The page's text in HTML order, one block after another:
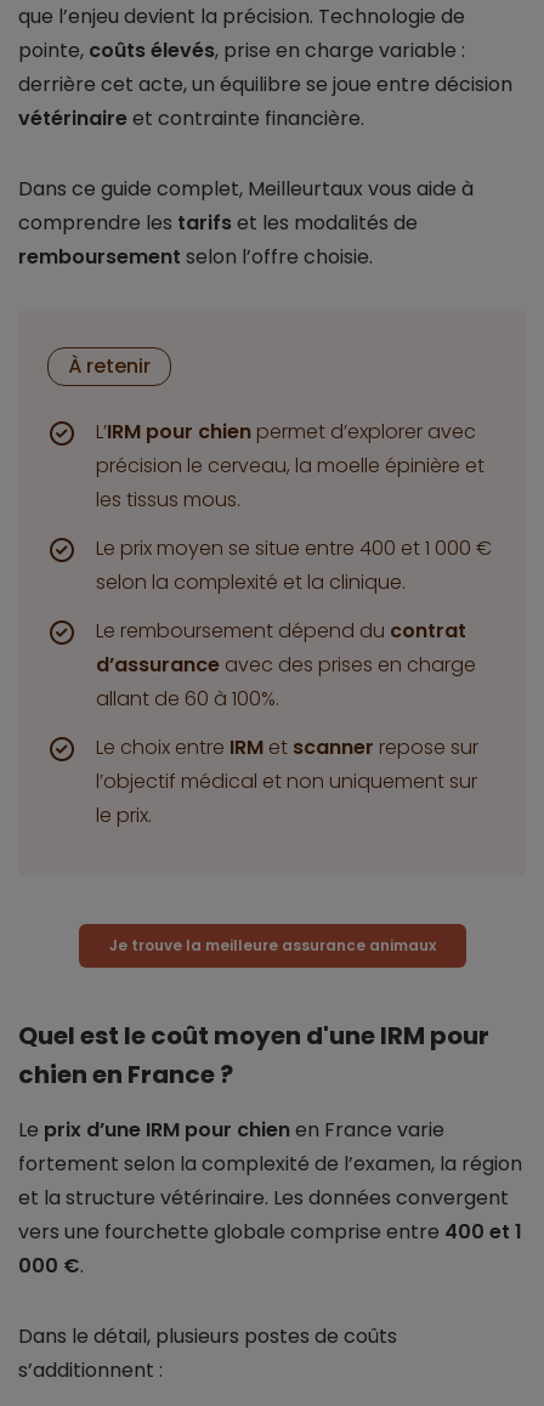
que l’enjeu devient la précision. Technologie de
pointe, coûts élevés, prise en charge variable :
derrière cet acte, un équilibre se joue entre décision
vétérinaireet contrainte financière.
Dans ce guide complet, Meilleurtaux vous aide à
comprendre les tarifset les modalités de
remboursement selon l’offre choisie.
À retenir
L’IRM pour chien permet d’explorer avec
précision le cerveau, la moelle épinière et
les tissus mous.
Le prix moyen se situe entre 400 et 1 000 €
selon la complexité et la clinique.
Le remboursement dépend du contrat
d’assurance avec des prises en charge
allant de 60 à 100%.
Le choix entre IRM et scanner repose sur
l’objectif médical et non uniquement sur
le prix.
Je trouve la meilleure assurance animaux
Quel est le coût moyen d'une IRM pour
chien en France ?
Le prix d’une IRM pour chienen France varie
fortement selon la complexité de l’examen, la région
et la structure vétérinaire. Les données convergent
vers une fourchette globale comprise entre 400 et 1
000 €.
Dans le détail, plusieurs postes de coûts
s’additionnent :